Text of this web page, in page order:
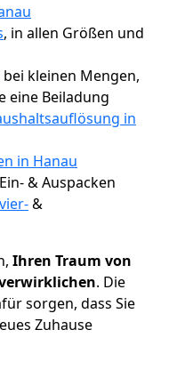
, in allen Größen und
bei kleinen Mengen,
eine Beiladung
in
in Hanau
& Auspacken
&
Ihren Traum von
. Die
sorgen, dass Sie
Zuhause